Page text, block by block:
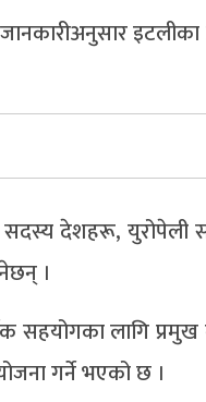
इटलीका
देशहरू, युरोपेली
।
सहयोगका लागि
गर्ने भएको छ ।